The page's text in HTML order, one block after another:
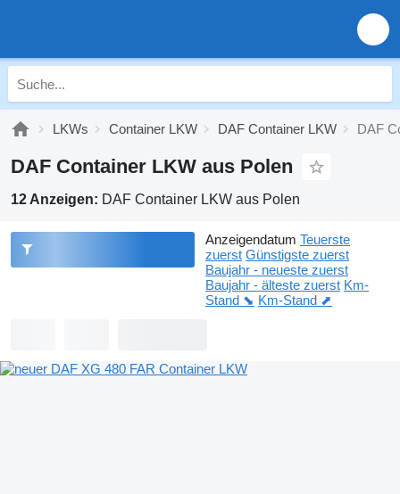
LKWs Container LKW DAF Container LKW DAF
DAF Container LKW aus Polen
12 Anzeigen: DAF Container LKW aus Polen
Anzeigendatum Teuerste
zuerst Günstigste zuerst
Baujahr - neueste zuerst
Baujahr - älteste zuerst Km-
Stand ⬊ Km-Stand ⬈